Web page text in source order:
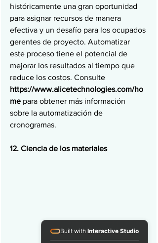
históricamente una gran oportunidad
para asignar recursos de manera
efectiva y un desafío para los ocupados
gerentes de proyecto. Automatizar
este proceso tiene el potencial de
mejorar los resultados al tiempo que
reduce los costos. Consulte
https://www.alicetechnologies.com/ho
me para obtener más información
sobre la automatización de
cronogramas.
12. Ciencia de los materiales
Built with Interactive Studio